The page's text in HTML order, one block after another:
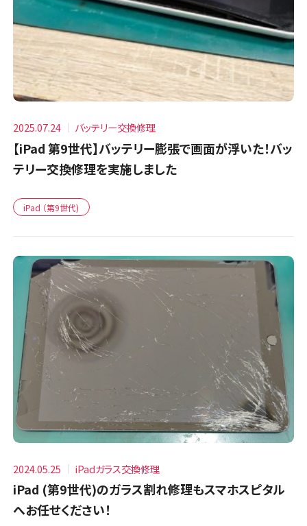
2025.07.24 バッテリー交換修理
【iPad 第9世代】バッテリー膨張で画面が浮いた！バッ
テリー交換修理を実施しました
iPad （第9世代)
2024.05.25 iPadガラス交換修理
iPad (第9世代)のガラス割れ修理もスマホスピタル
へお任せください！